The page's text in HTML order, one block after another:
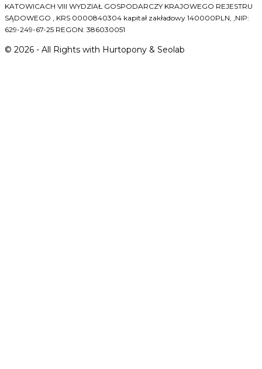
KATOWICACH VIII WYDZIAŁ GOSPODARCZY KRAJOWEGO REJESTRU
SĄDOWEGO , KRS 0000840304 kapitał zakładowy 140000PLN, ,NIP:
629-249-67-25 REGON: 386030051
© 2026 - All Rights with Hurtopony & Seolab